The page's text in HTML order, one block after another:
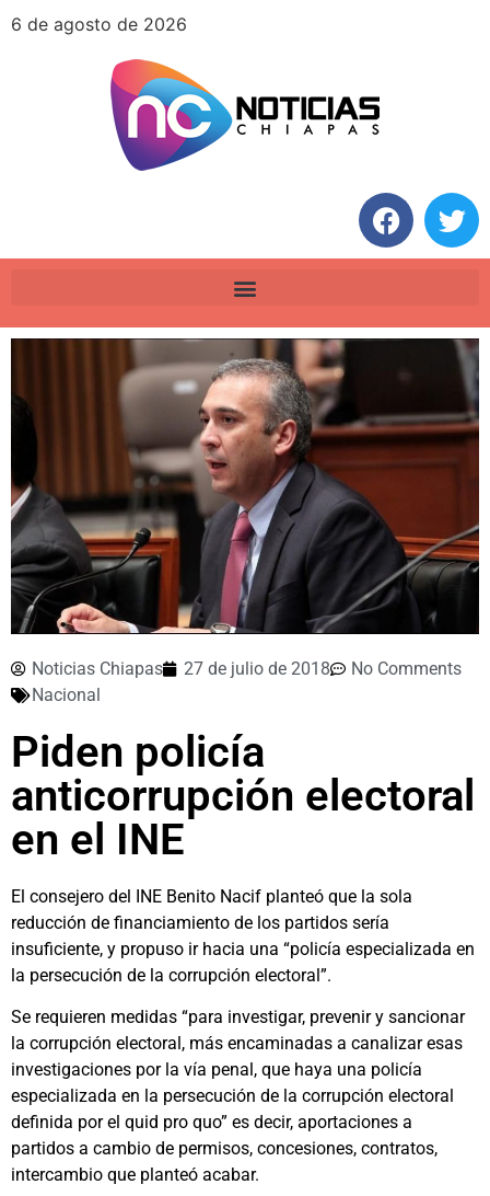
6 de agosto de 2026
Noticias Chiapas 27 de julio de 2018
No Comments
Nacional
Piden policía
anticorrupción electoral
en el INE
El consejero del INE Benito Nacif planteó que la sola
reducción de financiamiento de los partidos sería
insuficiente, y propuso ir hacia una “policía especializada en
la persecución de la corrupción electoral”.
Se requieren medidas “para investigar, prevenir y sancionar
la corrupción electoral, más encaminadas a canalizar esas
investigaciones por la vía penal, que haya una policía
especializada en la persecución de la corrupción electoral
definida por el quid pro quo” es decir, aportaciones a
partidos a cambio de permisos, concesiones, contratos,
intercambio que planteó acabar.